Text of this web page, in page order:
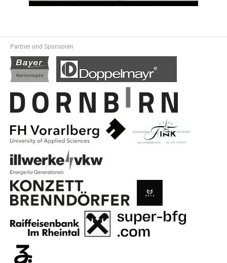
Partner und Sponsoren